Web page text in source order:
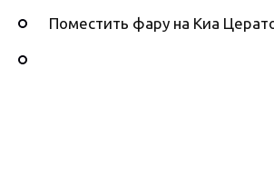
Поместить фару на Киа